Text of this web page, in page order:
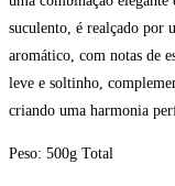
suculento, é realçado por
aromático, com notas de
leve e soltinho,
criando uma harmonia
Peso: 500g Total